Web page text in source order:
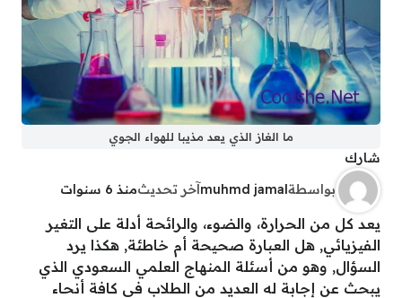
ما الغاز الذي يعد مذيبا للهواء الجوي
شارك
بواسطةmuhmd jamalآخر تحديثمنذ 6 سنوات
يعد كل من الحرارة، والضوء، والرائحة أدلة على التغير
الفيزيائي, هل العبارة صحيحة أم خاطئة, هكذا يرد
السؤال, وهو من أسئلة المنهاج العلمي السعودي الذي
يبحث عن إجابة له العديد من الطلاب في كافة أنحاء